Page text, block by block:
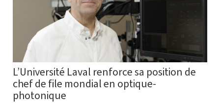
L’Université Laval renforce sa position de
chef de file mondial en optique-
photonique